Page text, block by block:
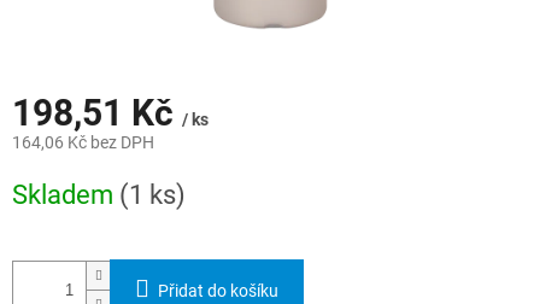
198,51 Kč / ks
164,06 Kč bez DPH
cena:
Skladem (1 ks)
Přidat do košíku